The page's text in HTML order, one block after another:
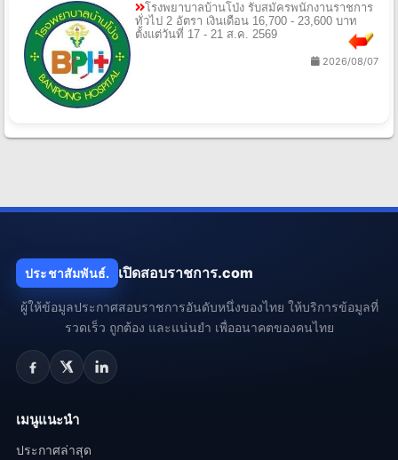
โรงพยาบาลบ้านโป่ง รับสมัครพนักงานราชการ
ทั่วไป 2 อัตรา เงินเดือน 16,700 - 23,600 บาท
ตั้งแต่วันที่ 17 - 21 ส.ค. 2569
2026/08/07
ประชาสัมพันธ์. เปิดสอบราชการ.com
ผู้ให้ข้อมูลประกาศสอบราชการอันดับหนึ่งของไทย ให้บริการข้อมูลที่
รวดเร็ว ถูกต้อง และแน่นยำ เพื่ออนาคตของคนไทย
เมนูแนะนำ
ประกาศล่าสุด